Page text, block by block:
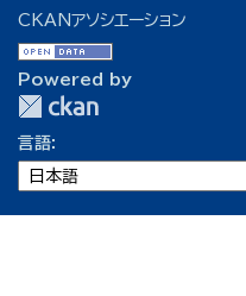
CKANアソシエーション
Powered by
言語